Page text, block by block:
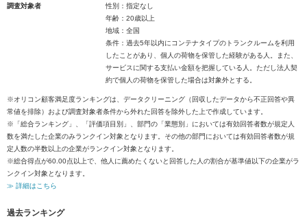
調査対象者
性別：指定なし
年齢：20歳以上
地域：全国
条件：過去5年以内にコンテナタイプのトランクルームを利用
したことがあり、個人の荷物を保管した経験がある人。また、
サービスに関する支払い金額を把握している人。ただし法人契
約で個人の荷物を保管した場合は対象外とする。
※オリコン顧客満足度ランキングは、データクリーニング（回収したデータから不正回答や異
常値を排除）および調査対象者条件から外れた回答を除外した上で作成しています。
※「総合ランキング」、「評価項目別」、部門の「業態別」においては有効回答者数が規定人
数を満たした企業のみランクイン対象となります。その他の部門においては有効回答者数が規
定人数の半数以上の企業がランクイン対象となります。
※総合得点が60.00点以上で、他人に薦めたくないと回答した人の割合が基準値以下の企業がラ
ンクイン対象となります。
≫ 詳細はこちら
過去ランキング